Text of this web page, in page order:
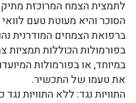
הסוכר והיא מעוטת טעם
ברפואת הצמחים המודרנית
בפורמולות הכוללות
במיוחד, או בפורמולות
את טעמו של התכשיר.
התוויות נגד: ללא התוויות נגד